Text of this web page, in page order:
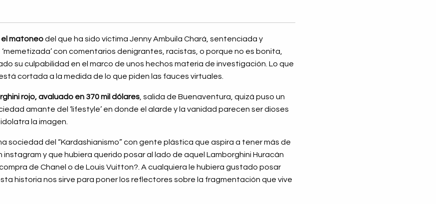
matoneodel que ha sido víctima Jenny Ambuila Chará, sentenciada y
con comentarios denigrantes, racistas, o porque no es bonita,
su culpabilidad en el marco de unos hechos materia de investigación. Lo que
cortada a la medida de lo que piden las fauces virtuales.
rojo, avaluado en 370 mil dólares, salida de Buenaventura, quizá puso un
amante del ‘lifestyle’ en donde el alarde y la vanidad parecen ser dioses
la imagen.
sociedad del “Kardashianismo” con gente plástica que aspira a tener más de
instagram y que hubiera querido posar al lado de aquel Lamborghini Huracán
de Chanel o de Louis Vuitton?. A cualquiera le hubiera gustado posar
historia nos sirve para poner los reflectores sobre la fragmentación que vive